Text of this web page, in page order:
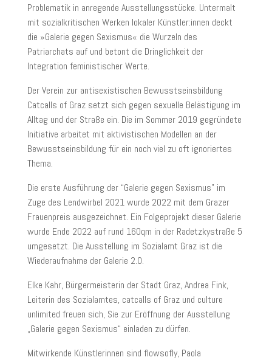
Problematik in anregende Ausstellungsstücke. Untermalt
mit sozialkritischen Werken lokaler Künstler:innen deckt
die »Galerie gegen Sexismus« die Wurzeln des
Patriarchats auf und betont die Dringlichkeit der
Integration feministischer Werte.
Der Verein zur antisexistischen Bewusstseinsbildung
Catcalls of Graz setzt sich gegen sexuelle Belästigung im
Alltag und der Straße ein. Die im Sommer 2019 gegründete
Initiative arbeitet mit aktivistischen Modellen an der
Bewusstseinsbildung für ein noch viel zu oft ignoriertes
Thema.
Die erste Ausführung der “Galerie gegen Sexismus” im
Zuge des Lendwirbel 2021 wurde 2022 mit dem Grazer
Frauenpreis ausgezeichnet. Ein Folgeprojekt dieser Galerie
wurde Ende 2022 auf rund 160qm in der Radetzkystraße 5
umgesetzt. Die Ausstellung im Sozialamt Graz ist die
Wiederaufnahme der Galerie 2.0.
Elke Kahr, Bürgermeisterin der Stadt Graz, Andrea Fink,
Leiterin des Sozialamtes, catcalls of Graz und culture
unlimited freuen sich, Sie zur Eröffnung der Ausstellung
„Galerie gegen Sexismus“ einladen zu dürfen.
Mitwirkende Künstlerinnen sind flowsofly, Paola